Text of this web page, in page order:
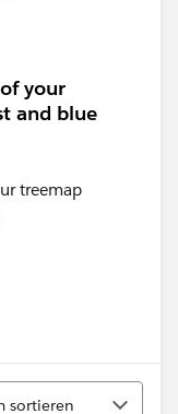
your
and blue
sortieren